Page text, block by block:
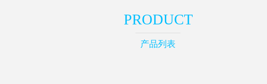
PRODUCT
产品列表